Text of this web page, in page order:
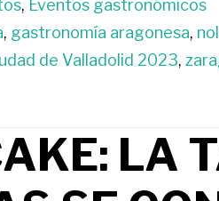
, Eventos gastronómicos
, gastronomía aragonesa,
de Valladolid 2023,
LA